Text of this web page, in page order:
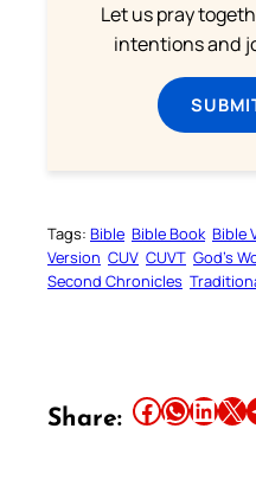
Let us pray
intentions and
Tags: Bible Bible Book Bible
Version CUV CUVT God’s
Second Chronicles
Share: Share this article on Facebook Share this article on WhatsApp Share this article on LinkedIn Share this article on X Share